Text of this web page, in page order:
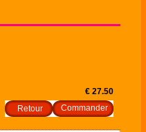
€ 27.50
Retour